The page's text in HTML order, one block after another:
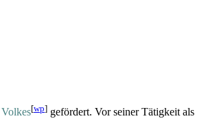
[wp] gefördert. Vor seiner Tätigkeit als